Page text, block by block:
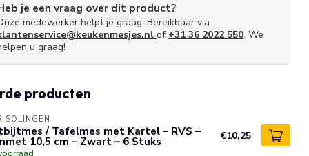
je een vraag over dit product?
medewerker helpt je graag. Bereikbaar via
of +31 36 2022 550. We
u graag!
producten
SOLINGEN
/ Tafelmes met Kartel – RVS –
10,5 cm – Zwart – 6 Stuks €10,25